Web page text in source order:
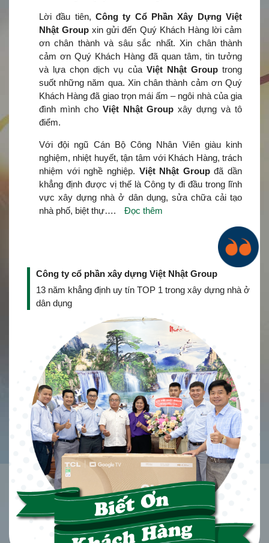
Lời đầu tiên, Công ty Cổ Phần Xây Dựng Việt
Nhật Group xin gửi đến Quý Khách Hàng lời cảm
ơn chân thành và sâu sắc nhất. Xin chân thành
cảm ơn Quý Khách Hàng đã quan tâm, tin tưởng
và lựa chọn dịch vụ của Việt Nhật Grouptrong
suốt những năm qua. Xin chân thành cảm ơn Quý
Khách Hàng đã giao trọn mái ấm – ngôi nhà của gia
đình mình cho Việt Nhật Group xây dựng và tô
điểm.
Với đội ngũ Cán Bộ Công Nhân Viên giàu kinh
nghiệm, nhiệt huyết, tận tâm với Khách Hàng, trách
nhiệm với nghề nghiệp. Việt Nhật Groupđã dần
khẳng định được vị thế là Công ty đi đầu trong lĩnh
vực xây dựng nhà ở dân dụng, sửa chữa cải tạo
nhà phố, biệt thự….
Đọc thêm
Công ty cổ phần xây dựng Việt Nhật Group
13 năm khẳng định uy tín TOP 1 trong xây dựng nhà ở
dân dụng